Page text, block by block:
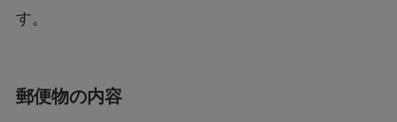
す。
郵便物の内容